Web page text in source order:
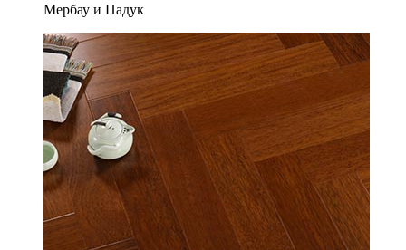
Мербау и Падук